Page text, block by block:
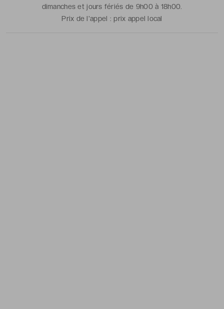
dimanches et jours fériés de 9h00 à 18h00.
Prix de l'appel :prix appel local